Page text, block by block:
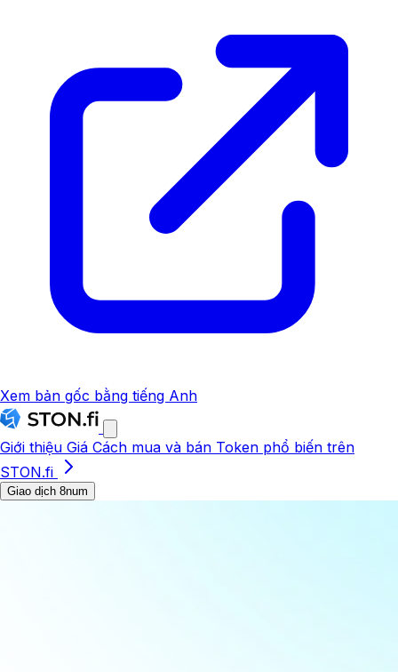
Xem bản gốc bằng tiếng Anh
Giới thiệu Giá Cách mua và bán Token phổ biến trên
STON.fi
Giao dịch 8num